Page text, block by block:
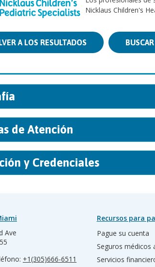
Nicklaus Children's
A LOS RESULTADOS
de Atención
y Credenciales
Ave
+1(305)666-6511
Recursos para
Pague su cuenta
Seguros médicos
Servicios